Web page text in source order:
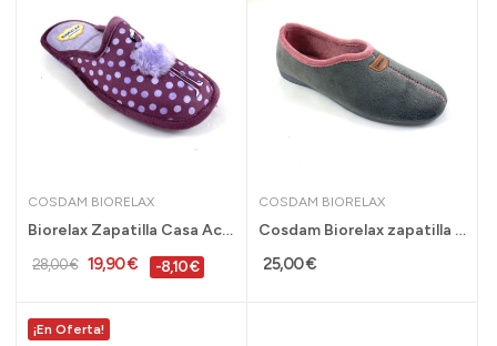
COSDAM BIORELAX
Biorelax Zapatilla Casa Acolchada mujer...
28,00 € 19,90 € -8,10 €
COSDAM BIORELAX
Cosdam Biorelax zapatilla de casa mujer cerrada...
25,00 €
¡En Oferta!